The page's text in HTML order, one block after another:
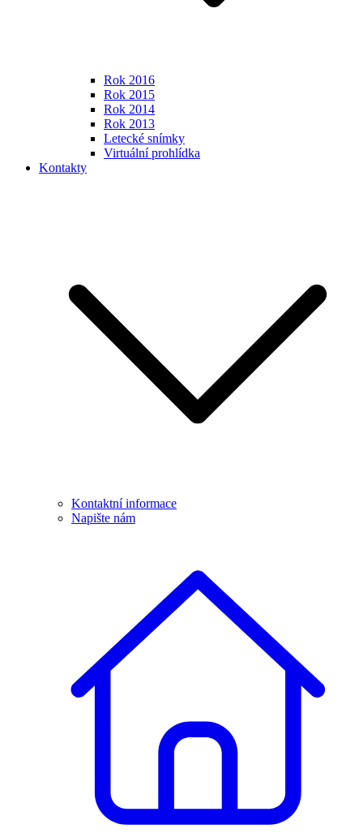
Rok 2016
Rok 2015
Rok 2014
Rok 2013
Letecké snímky
Virtuální prohlídka
Kontakty
Kontaktní informace
Napište nám